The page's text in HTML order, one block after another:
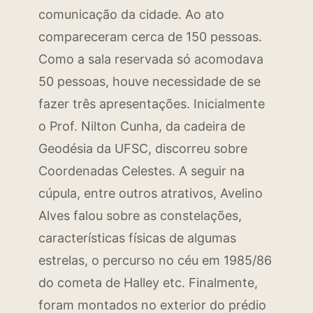
comunicação da cidade. Ao ato
compareceram cerca de 150 pessoas.
Como a sala reservada só acomodava
50 pessoas, houve necessidade de se
fazer três apresentações. Inicialmente
o Prof. Nilton Cunha, da cadeira de
Geodésia da UFSC, discorreu sobre
Coordenadas Celestes. A seguir na
cúpula, entre outros atrativos, Avelino
Alves falou sobre as constelações,
características físicas de algumas
estrelas, o percurso no céu em 1985/86
do cometa de Halley etc. Finalmente,
foram montados no exterior do prédio